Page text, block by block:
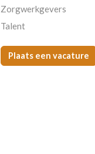
Zorgwerkgevers
Talent
Plaats een vacature